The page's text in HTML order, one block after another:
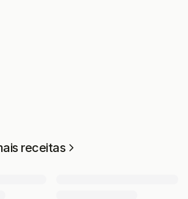
receitas